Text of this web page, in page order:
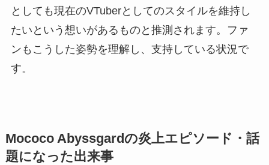
としても現在のVTuberとしてのスタイルを維持し
たいという想いがあるものと推測されます。ファ
ンもこうした姿勢を理解し、支持している状況で
す。
Mococo Abyssgardの炎上エピソード・話
題になった出来事